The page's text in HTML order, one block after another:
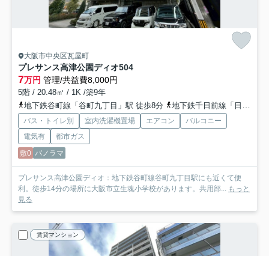
大阪市中央区瓦屋町
プレサンス高津公園ディオ504
7万円 管理/共益費8,000円
5階 / 20.48㎡ / 1K /築9年
地下鉄谷町線「谷町九丁目」駅 徒歩8分
地下鉄千日前線「日本橋」駅 徒歩11分
バス・トイレ別 室内洗濯機置場 エアコン
バルコニー
電気有
都市ガス
敷0 パノラマ
プレサンス高津公園ディオ：地下鉄谷町線谷町九丁目駅にも近くて便
利。徒歩14分の場所に大阪市立生魂小学校があります。共用部... もっと
見る
賃貸マンション